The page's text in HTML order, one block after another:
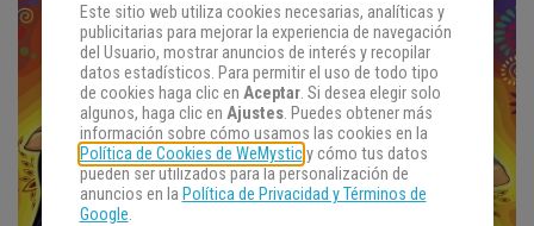
Este sitio web utiliza cookies necesarias, analíticas y
publicitarias para mejorar la experiencia de navegación
del Usuario, mostrar anuncios de interés y recopilar
datos estadísticos. Para permitir el uso de todo tipo
de cookies haga clic en Aceptar. Si desea elegir solo
algunos, haga clic en Ajustes. Puedes obtener más
información sobre cómo usamos las cookies en la
Política de Cookies de WeMysticy cómo tus datos
pueden ser utilizados para la personalización de
anuncios en la Política de Privacidad y Términos de
Google.